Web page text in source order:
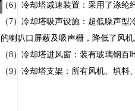
（6）冷却塔减速装置：采用了涤
（7）冷却塔吸声设施：超低噪声
的喇叭口屏蔽及吸声栅，降低了风机
（8）冷却塔进风窗：装有玻璃钢
（9）冷却塔支架：所有风机、填